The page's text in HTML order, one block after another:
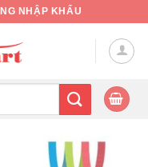
NHẬP KHẨU